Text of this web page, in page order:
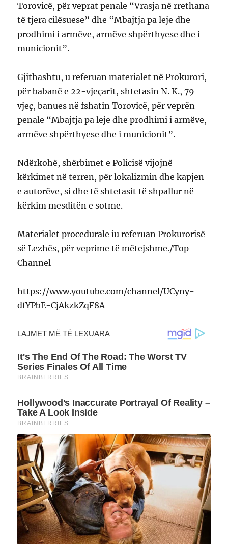
Torovicë, për veprat penale “Vrasja në rrethana
të tjera cilësuese” dhe “Mbajtja pa leje dhe
prodhimi i armëve, armëve shpërthyese dhe i
municionit”.
Gjithashtu, u referuan materialet në Prokurori,
për babanë e 22-vjeçarit, shtetasin N. K., 79
vjeç, banues në fshatin Torovicë, për veprën
penale “Mbajtja pa leje dhe prodhimi i armëve,
armëve shpërthyese dhe i municionit”.
Ndërkohë, shërbimet e Policisë vijojnë
kërkimet në terren, për lokalizmin dhe kapjen
e autorëve, si dhe të shtetasit të shpallur në
kërkim mesditën e sotme.
Materialet procedurale iu referuan Prokurorisë
së Lezhës, për veprime të mëtejshme./Top
Channel
https://www.youtube.com/channel/UCyny-
dfYPbE-CjAkzkZqF8A